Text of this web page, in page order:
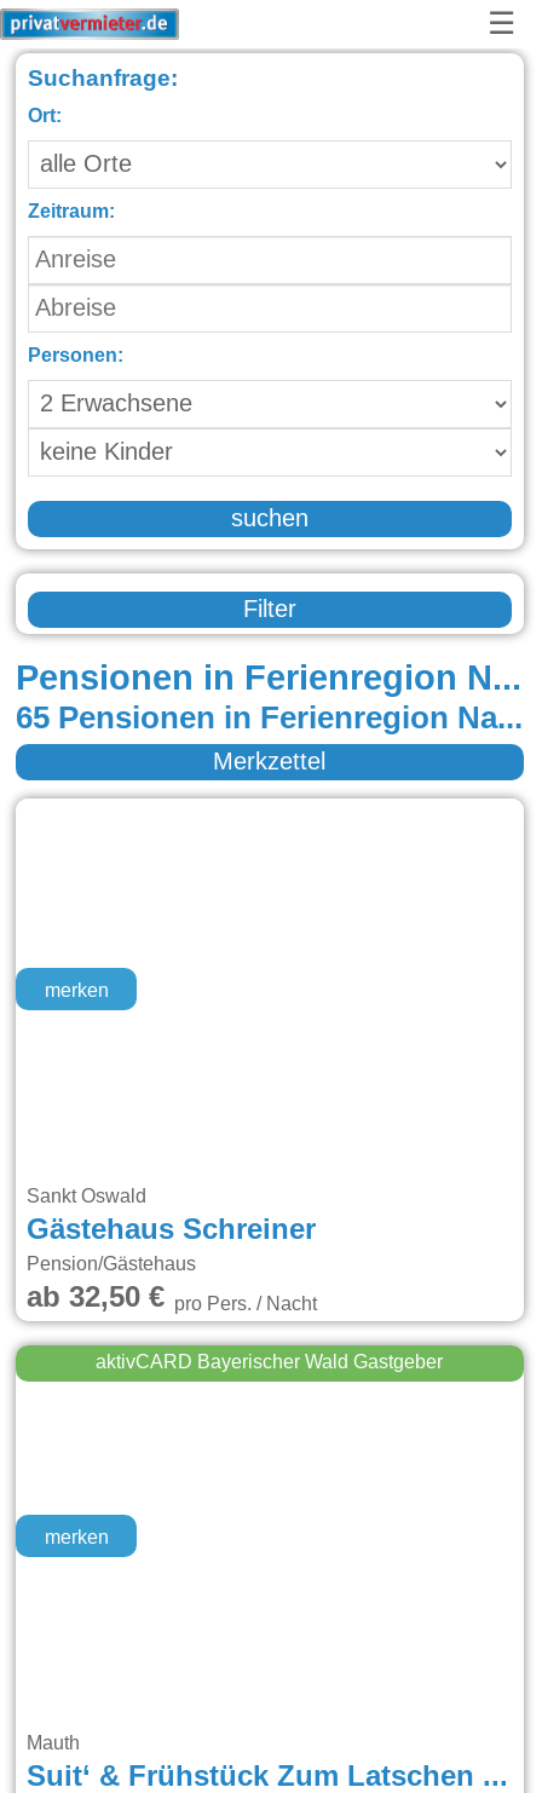
☰
Suchanfrage:
Ort:
Zeitraum:
Personen:
suchen
Filter
Pensionen in Ferienregion Nationalpark
65 Pensionen in Ferienregion Nationalpark
Merkzettel
merken
Sankt Oswald
Gästehaus Schreiner
Pension/Gästehaus
ab 32,50 €pro Pers. / Nacht
merken
aktivCARD Bayerischer Wald Gastgeber
Mauth
Suit‘ & Frühstück Zum Latschen (Nur Erwachsene/Adults Only, Netflix)